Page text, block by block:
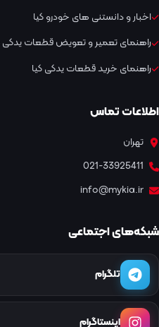
اخبار و دانستنی های خودرو کیا
راهنمای تعمیر و تعویض قطعات یدکی
راهنمای خرید قطعات یدکی کیا
اطلاعات تماس
تهران
021-33925411
info@mykia.ir
شبکه‌های اجتماعی
تلگرام
اینستاگرام